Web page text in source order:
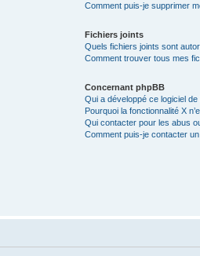
Comment puis-je supprimer
Fichiers joints
Quels fichiers joints sont
Comment trouver tous mes
Concernant phpBB
Qui a développé ce logiciel de
Pourquoi la fonctionnalité X
Qui contacter pour les abus
Comment puis-je contacter